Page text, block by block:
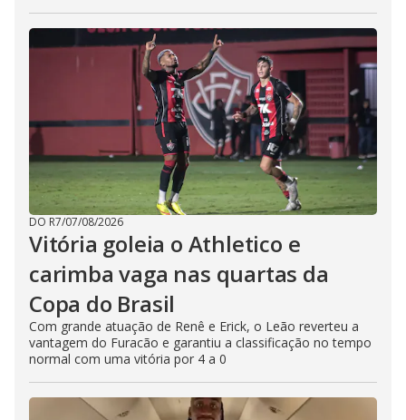
DO R7/07/08/2026
Vitória goleia o Athletico e
carimba vaga nas quartas da
Copa do Brasil
Com grande atuação de Renê e Erick, o Leão reverteu a
vantagem do Furacão e garantiu a classificação no tempo
normal com uma vitória por 4 a 0